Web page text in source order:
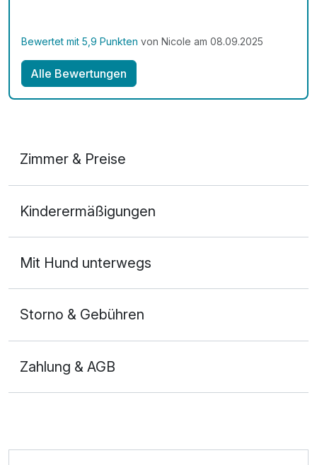
einem 3 Gang Menü verwöhnt und einen Abend gab
eine tolle und erholsame Woche.
Bewertet mit 5,9 Punkten von Nicole am 08.09.2025
Alle Bewertungen
Zimmer & Preise
2 Erwachsene
Kinderermäßigungen
Mit Hund unterwegs
Storno & Gebühren
Zahlung & AGB